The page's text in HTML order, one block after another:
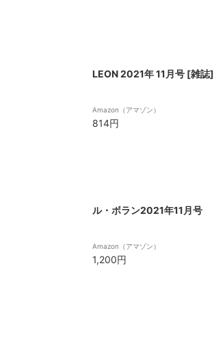
LEON 2021年 11月号 [雑誌]
Amazon（アマゾン）
814円
ル・ボラン2021年11月号
Amazon（アマゾン）
1,200円